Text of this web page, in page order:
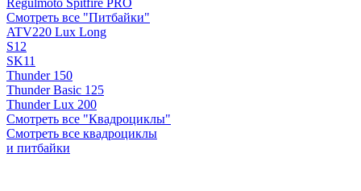
Regulmoto Spitfire PRO
Смотреть все "Питбайки"
ATV220 Lux Long
S12
SK11
Thunder 150
Thunder Basic 125
Thunder Lux 200
Смотреть все "Квадроциклы"
Смотреть все квадроциклы
и питбайки